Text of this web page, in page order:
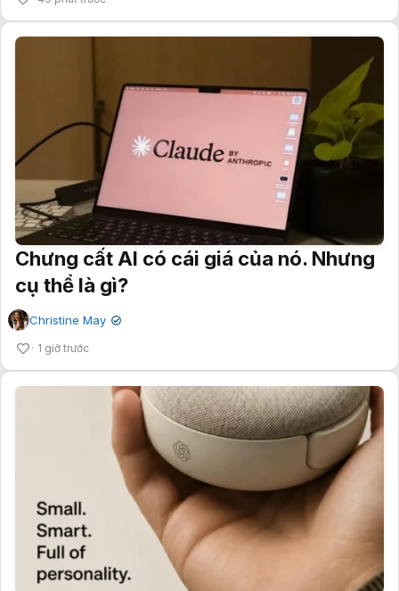
Chưng cất AI có cái giá của nó. Nhưng
cụ thể là gì?
Christine May ✔
1 giờ trước